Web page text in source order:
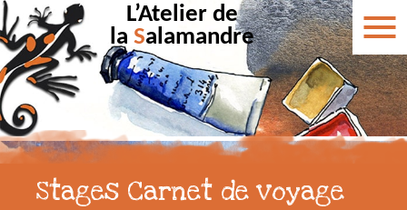
L’Atelier de
la Salamandre
Stages Carnet de voyage